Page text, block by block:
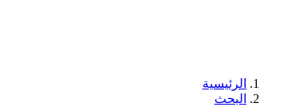
الرئيسية
البحث